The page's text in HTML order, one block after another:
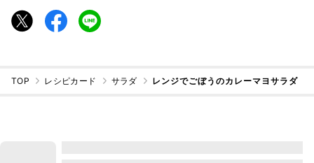
TOP レシピカード サラダ レンジでごぼうのカレーマヨサラダ